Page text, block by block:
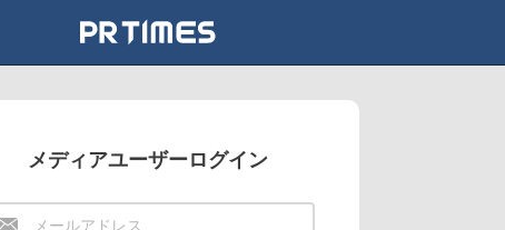
メディアユーザーログイン